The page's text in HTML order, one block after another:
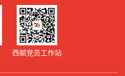
西邮党员工作站